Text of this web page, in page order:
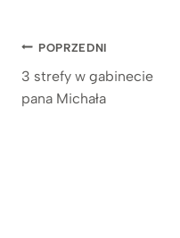
Nawigacja
wpisu
POPRZEDNI
3 strefy w gabinecie
pana Michała